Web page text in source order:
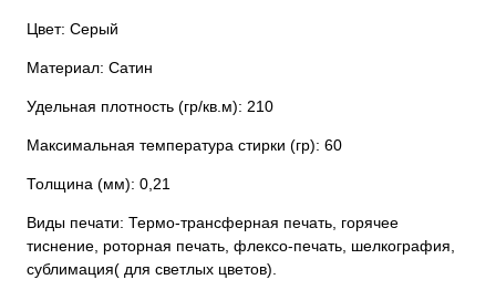
Цвет: Серый
Материал: Сатин
Удельная плотность (гр/кв.м): 210
Максимальная температура стирки (гр): 60
Толщина (мм): 0,21
Виды печати: Термо-трансферная печать, горячее
тиснение, роторная печать, флексо-печать, шелкография,
сублимация( для светлых цветов).